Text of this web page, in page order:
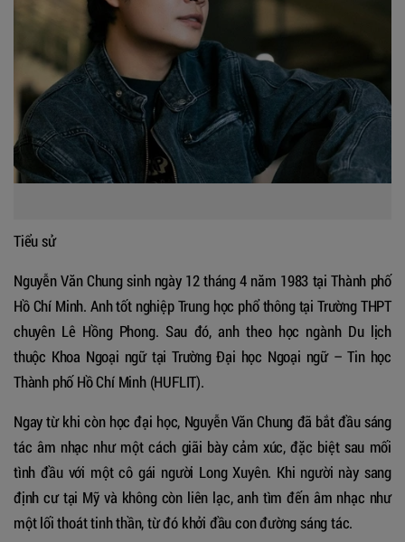
Tiểu sử
Nguyễn Văn Chung sinh ngày 12 tháng 4 năm 1983 tại Thành phố
Hồ Chí Minh. Anh tốt nghiệp Trung học phổ thông tại Trường THPT
chuyên Lê Hồng Phong. Sau đó, anh theo học ngành Du lịch
thuộc Khoa Ngoại ngữ tại Trường Đại học Ngoại ngữ – Tin học
Thành phố Hồ Chí Minh (HUFLIT).
Ngay từ khi còn học đại học, Nguyễn Văn Chung đã bắt đầu sáng
tác âm nhạc như một cách giãi bày cảm xúc, đặc biệt sau mối
tình đầu với một cô gái người Long Xuyên. Khi người này sang
định cư tại Mỹ và không còn liên lạc, anh tìm đến âm nhạc như
một lối thoát tinh thần, từ đó khởi đầu con đường sáng tác.